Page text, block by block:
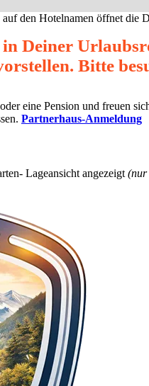
den Hotelnamen öffnet die
Deiner
Bitte
eine Pension und freuen
Partnerhaus-Anmeldung
Lageansicht angezeigt(nur